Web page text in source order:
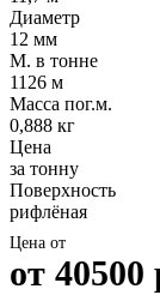
Диаметр
12 мм
М. в тонне
1126 м
Масса пог.м.
0,888 кг
Цена
за тонну
Поверхность
рифлёная
Цена от
от 40500